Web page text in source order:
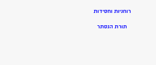
רוחניות וחסידות
תורת הנסתר